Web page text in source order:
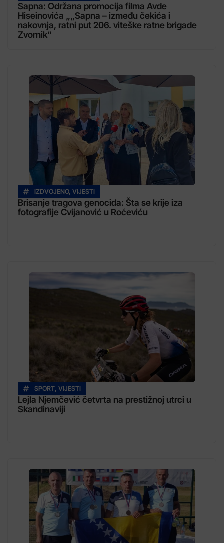
Sapna: Održana promocija filma Avde
Hiseinovića „„Sapna – između čekića i
nakovnja, ratni put 206. viteške ratne brigade
Zvornik“
IZDVOJENO, VIJESTI
Brisanje tragova genocida: Šta se krije iza
fotografije Cvijanović u Roćeviću
SPORT, VIJESTI
Lejla Njemčević četvrta na prestižnoj utrci u
Skandinaviji